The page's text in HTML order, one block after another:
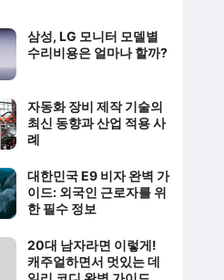
삼성, LG 모니터 모델별
수리비용은 얼마나 할까?
자동화 장비 제작 기술의
최신 동향과 산업 적용 사
례
대한민국 E9 비자 완벽 가
이드: 외국인 근로자를 위
한 필수 정보
20대 남자라면 이렇게!
캐주얼하면서 멋있는 데